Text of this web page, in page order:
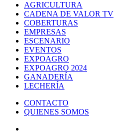
AGRICULTURA
CADENA DE VALOR TV
COBERTURAS
EMPRESAS
ESCENARIO
EVENTOS
EXPOAGRO
EXPOAGRO 2024
GANADERÍA
LECHERÍA
CONTACTO
QUIENES SOMOS